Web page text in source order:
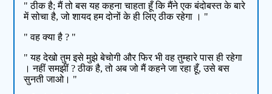
" ठीक है; मैं तो बस यह कहना चाहता हूँ कि मैंने एक बंदोबस्त के बारे
में सोचा है, जो शायद हम दोनों के ही लिए ठीक रहेगा । "
" वह क्या है ? "
" यह देखो तुम इसे मुझे बेचोगी और फिर भी वह तुम्हारे पास ही रहेगा
। नहीं समझीं ? ठीक है, तो अब जो मैं कहने जा रहा हूँ, उसे बस
सुनती जाओ। "